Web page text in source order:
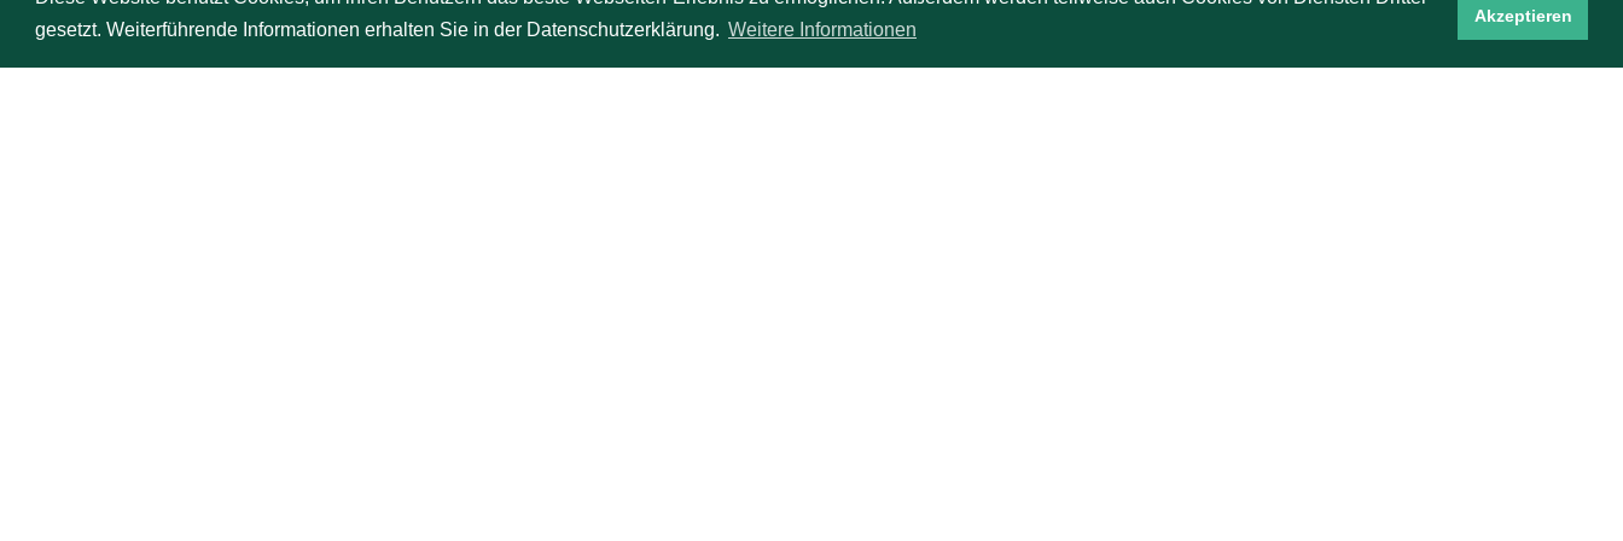
gesetzt. Weiterführende Informationen erhalten Sie in der Datenschutzerklärung. Weitere Informationen
Akzeptieren